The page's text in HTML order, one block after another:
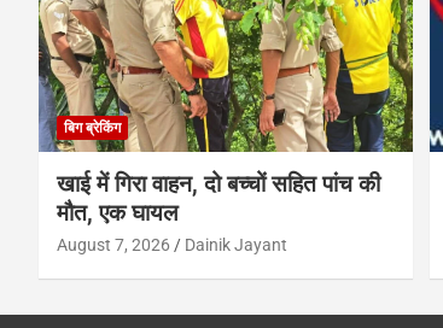
बिग ब्रेकिंग
खाई में गिरा वाहन, दो बच्चों सहित पांच की
मौत, एक घायल
August 7, 2026 Dainik Jayant